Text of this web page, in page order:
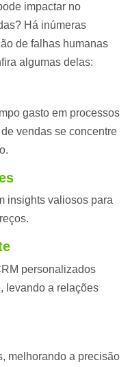
impactar no
Há inúmeras
de falhas humanas
algumas delas:
gasto em processos
vendas se concentre
insights valiosos para
personalizados
levando a relações
melhorando a precisão